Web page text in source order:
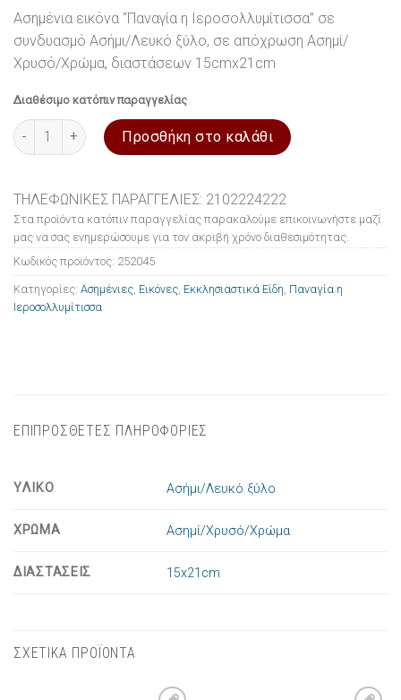
Ασημένια εικόνα “Παναγία η Ιεροσολλυμίτισσα” σε
συνδυασμό Ασήμι/Λευκό ξύλο, σε απόχρωση Ασημί/
Χρυσό/Χρώμα, διαστάσεων 15cmx21cm
Διαθέσιμο κατόπιν παραγγελίας
Εικόνα ασημένια Παναγία η Ιεροσολλυμίτισσα 15x21cm
Προσθήκη στο καλάθι
ΤΗΛΕΦΩΝΙΚΕΣ ΠΑΡΑΓΓΕΛΙΕΣ: 2102224222
Στα προϊόντα κατόπιν παραγγελίας παρακαλούμε επικοινωνήστε μαζί
μας να σας ενημερώσουμε για τον ακριβή χρόνο διαθεσιμότητας.
Κωδικός προϊόντος: 252045
Κατηγορίες: Ασημένιες Εικόνες Εκκλησιαστικά Είδη Παναγία η
Ιεροσολλυμίτισσα
ΕΠΙΠΡΟΣΘΕΤΕΣ ΠΛΗΡΟΦΟΡΙΕΣ
ΥΛΙΚΟ Ασήμι/Λευκό ξύλο
ΧΡΩΜΑ Ασημί/Χρυσό/Χρώμα
ΔΙΑΣΤΑΣΕΙΣ 15x21cm
ΣΧΕΤΙΚΑ ΠΡΟΪΟΝΤΑ